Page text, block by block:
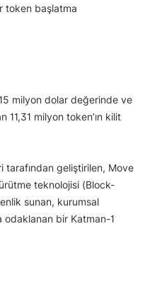
token başlatma
milyon dolar değerinde ve
11,31 milyon token’ın kilit
tarafından geliştirilen, Move
teknolojisi (Block-
sunan, kurumsal
odaklanan bir Katman-1